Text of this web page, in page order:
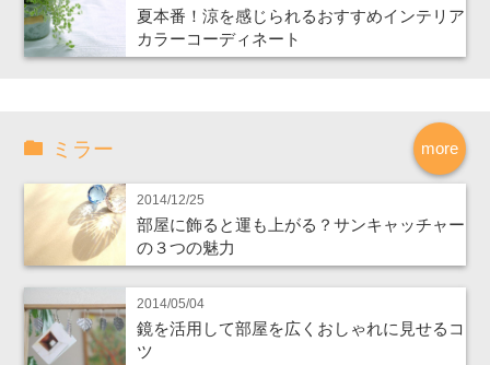
夏本番！涼を感じられるおすすめインテリア
カラーコーディネート
more
ミラー
2014/12/25
部屋に飾ると運も上がる？サンキャッチャー
の３つの魅力
2014/05/04
鏡を活用して部屋を広くおしゃれに見せるコ
ツ